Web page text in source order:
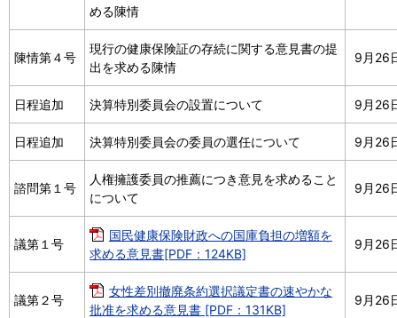
める陳情
陳情第４号
現行の健康保険証の存続に関する意見書の提
出を求める陳情
9月26
日程追加 決算特別委員会の設置について 9月26
日程追加 決算特別委員会の委員の選任について 9月26
諮問第１号
人権擁護委員の推薦につき意見を求めること
について
9月26
議第１号
国民健康保険財政への国庫負担の増額を
求める意見書[PDF：124KB]
9月26
議第２号
女性差別撤廃条約選択議定書の速やかな
批准を求める意見書 [PDF：131KB]
9月26